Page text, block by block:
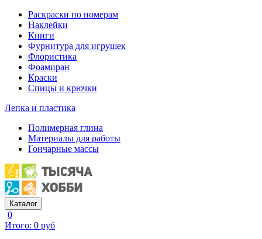
Раскраски по номерам
Наклейки
Книги
Фурнитура для игрушек
Флористика
Фоамиран
Краски
Спицы и крючки
Лепка и пластика
Полимерная глина
Материалы для работы
Гончарные массы
Каталог
0
Итого: 0 руб